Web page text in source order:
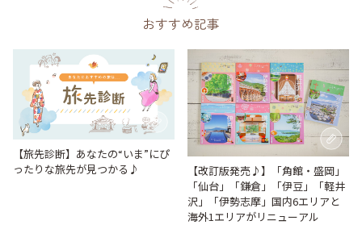
おすすめ記事
【旅先診断】あなたの“いま”にぴ
ったりな旅先が見つかる♪
【改訂版発売♪】「角館・盛岡」
「仙台」「鎌倉」「伊豆」「軽井
沢」「伊勢志摩」国内6エリアと
海外1エリアがリニューアル